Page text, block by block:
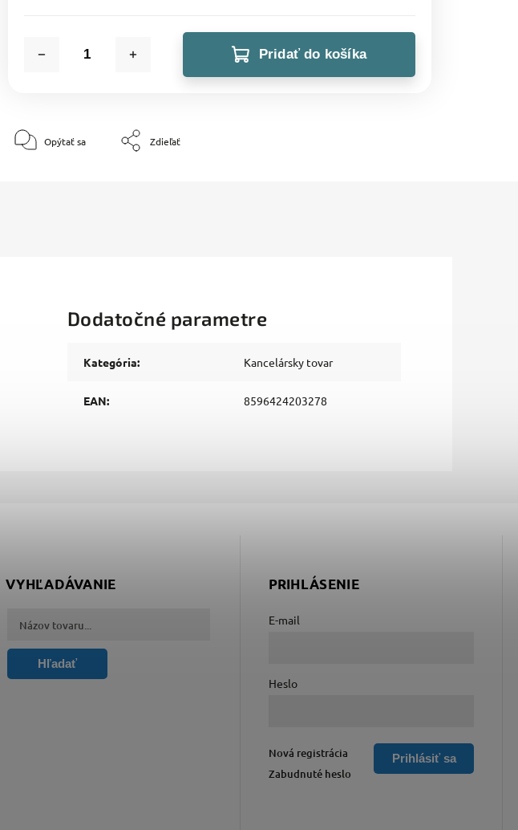
Pridať do košíka
Opýtať sa Zdieľať
Dodatočné parametre
Kategória: Kancelársky tovar
EAN: 8596424203278
VYHĽADÁVANIE
Hľadať
PRIHLÁSENIE
E-mail
Heslo
Prihlásiť sa
Nová registrácia
Zabudnuté heslo